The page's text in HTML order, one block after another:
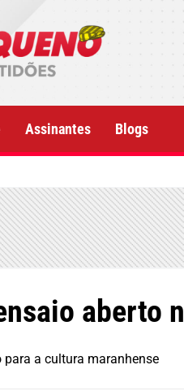
Assinantes Blogs
aberto
a cultura maranhense